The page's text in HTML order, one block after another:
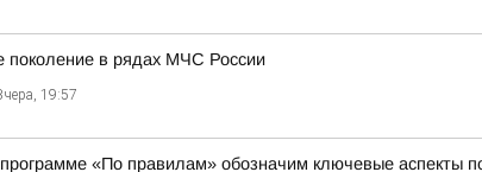
поколение в рядах МЧС России
19:57
«По правилам» обозначим ключевые аспекты